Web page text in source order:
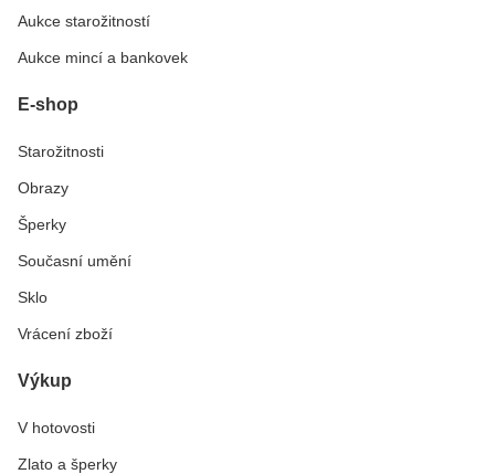
Aukce starožitností
Aukce mincí a bankovek
E-shop
Starožitnosti
Obrazy
Šperky
Současní umění
Sklo
Vrácení zboží
Výkup
V hotovosti
Zlato a šperky